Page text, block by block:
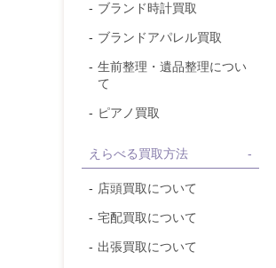
ブランド時計買取
ブランドアパレル買取
生前整理・遺品整理につい
て
ピアノ買取
えらべる買取方法
店頭買取について
宅配買取について
出張買取について